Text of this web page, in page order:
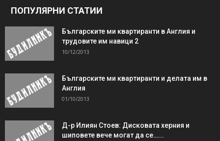
ПОПУЛЯРНИ СТАТИИ
Българските ми квартиранти в Англия и
трудовите им навици 2
10/12/2013
Българските ми квартиранти и делата им в
Англия
01/10/2013
Д-р Илиян Стоев: Дисковата херния и
шиповете вече могат да се…...